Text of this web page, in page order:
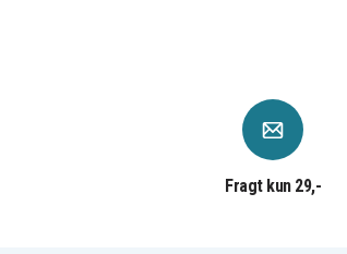
Fragt kun 29,-